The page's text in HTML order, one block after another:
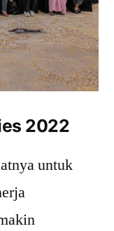
2022
untuk